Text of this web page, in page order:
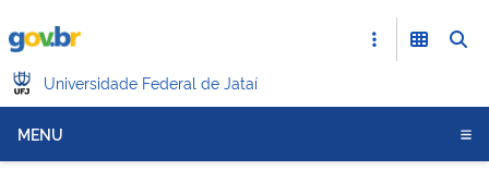
Universidade Federal de Jataí
MENU